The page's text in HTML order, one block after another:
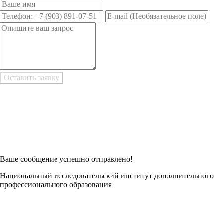
Ваше сообщение успешно отправлено!
Национальный исследовательский институт дополнительного
профессионального образования